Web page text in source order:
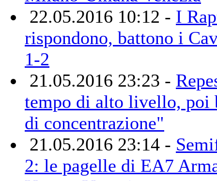
22.05.2016 10:12 - I
rispondono, battono i
1-2
21.05.2016 23:23 -
tempo di alto livello, poi
di concentrazione"
21.05.2016 23:14 -
2: le pagelle di EA7